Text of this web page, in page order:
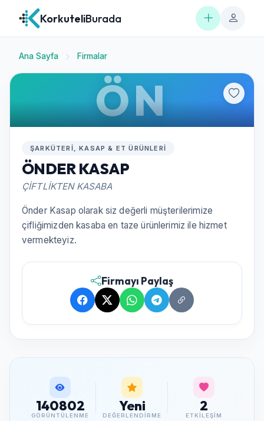
KorkuteliBurada
Ana Sayfa Firmalar
ÖN
ŞARKÜTERI, KASAP & ET ÜRÜNLERI
ÖNDER KASAP
ÇİFTLİKTEN KASABA
Önder Kasap olarak siz değerli müşterilerimize
çifliğimizden kasaba en taze ürünlerimiz ile hizmet
vermekteyiz.
Firmayı Paylaş
140802
GÖRÜNTÜLENME
Yeni
DEĞERLENDIRME
2
ETKILEŞIM